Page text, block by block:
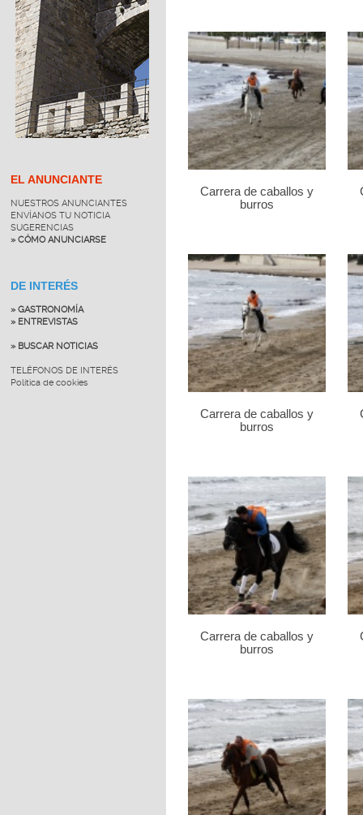
EL ANUNCIANTE
NUESTROS ANUNCIANTES
ENVÍANOS TU NOTICIA
SUGERENCIAS
» CÓMO ANUNCIARSE
DE INTERÉS
» GASTRONOMÍA
» ENTREVISTAS
» BUSCAR NOTICIAS
TELÉFONOS DE INTERÉS
Política de cookies
Carrera de caballos y
burros
Carrera de caballos y
burros
Carrera de caballos y
burros